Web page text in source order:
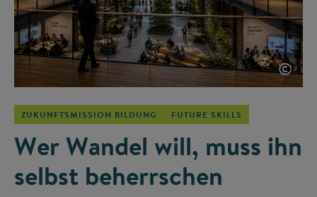
©
ZUKUNFTSMISSION BILDUNG FUTURE SKILLS
Wer Wandel will, muss ihn
selbst beherrschen